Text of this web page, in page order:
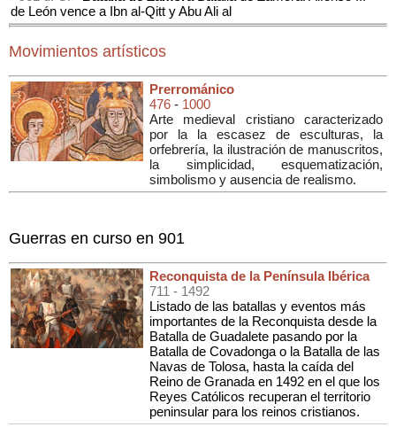
de León vence a Ibn al-Qitt y Abu Ali al
Movimientos artísticos
Prerrománico
476 - 1000
Arte medieval cristiano caracterizado
por la la escasez de esculturas, la
orfebrería, la ilustración de manuscritos,
la simplicidad, esquematización,
simbolismo y ausencia de realismo.
Guerras en curso en 901
Reconquista de la Península Ibérica
711 - 1492
Listado de las batallas y eventos más
importantes de la Reconquista desde la
Batalla de Guadalete pasando por la
Batalla de Covadonga o la Batalla de las
Navas de Tolosa, hasta la caída del
Reino de Granada en 1492 en el que los
Reyes Católicos recuperan el territorio
peninsular para los reinos cristianos.